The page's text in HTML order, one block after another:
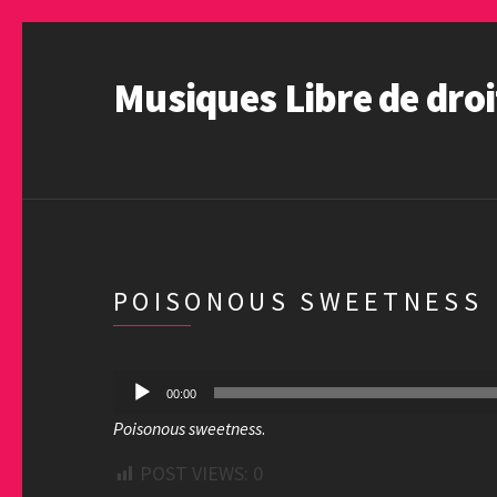
Musiques Libre de
POISONOUS SWEETNESS
Lecteur 00:00
Poisonous sweetness.
POST VIEWS: 0